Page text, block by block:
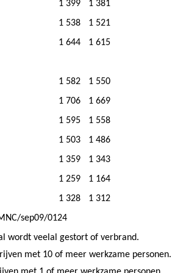
1 399
1 381
1 538
1 521
1 644 1 615
1 582
1 550
1 706
1 669
1 595
1 558
1 503
1 486
1 359
1 343
1 259
1 164
1 328
1 312
sep09/0124
wordt veelal gestort of verbrand.
met 10 of meer werkzame personen.